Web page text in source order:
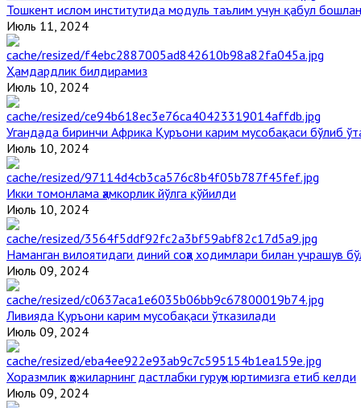
Тошкент ислом институтида модуль таълим учун қабул
Июль 11, 2024
Ҳамдардлик билдирамиз
Июль 10, 2024
Угандада биринчи Aфрика Қуръони карим мусобақаси бўлиб
Июль 10, 2024
Икки томонлама ҳамкорлик йўлга қўйилди
Июль 10, 2024
Наманган вилоятидаги диний соҳа ходимлари билан учрашув
Июль 09, 2024
Ливияда Қуръони карим мусобақаси ўтказилади
Июль 09, 2024
Хоразмлик ҳожиларнинг дастлабки гуруҳи юртимизга етиб келди
Июль 09, 2024